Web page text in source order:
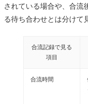
されている場合や、合流
る待ち合わせとは分けて
合流記録で見る
項目
合流時間